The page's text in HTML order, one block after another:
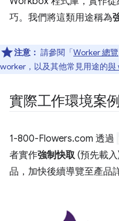
巧。我們將這類用途稱為
注意： 請參閱「 Worker 總覽
worker，以及其他常見用途的與
實際工作環境案例
1-800-Flowers.com 透過
者實作強制快取(預先載入
品，加快後續導覽至產品